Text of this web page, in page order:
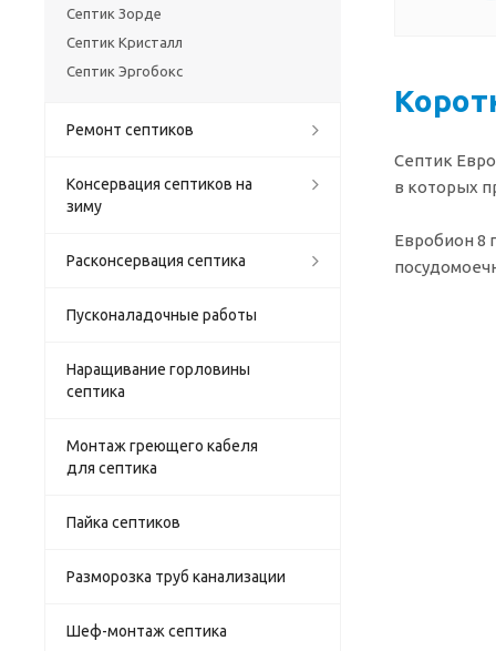
Септик
в которых
Евробион 8
Септик Зорде
Септик Кристалл
Септик Эргобокс
Ремонт септиков
Консервация септиков на
зиму
Расконсервация септика
Пусконаладочные работы
Наращивание горловины
септика
Монтаж греющего кабеля
для септика
Пайка септиков
Разморозка труб канализации
Шеф-монтаж септика